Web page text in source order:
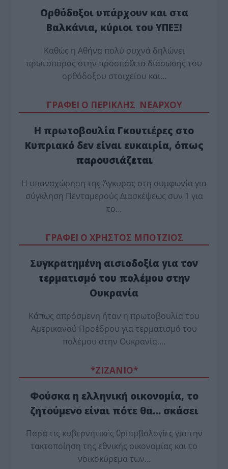
Ορθόδοξοι υπάρχουν και στα
Βαλκάνια, κύριοι του ΥΠΕΞ!
Καθώς η Αθήνα πολύ συχνά δηλώνει
πρωτοπόρος στην προσπάθεια διάσωσης του
ορθόδοξου στοιχείου και…
ΓΡΑΦΕΙ Ο ΠΕΡΙΚΛΗΣ ΝΕΑΡΧΟΥ
Η πρωτοβουλία Γκουτιέρες στο
Κυπριακό δεν είναι ευκαιρία, όπως
παρουσιάζεται
Η υπαναχώρηση της Άγκυρας στη συμφωνία για
σύγκληση Πενταμερούς Διασκέψεως συν 1 για
το…
ΓΡΑΦΕΙ Ο ΧΡΗΣΤΟΣ ΜΠΟΤΖΙΟΣ
Συγκρατημένη αισιοδοξία για τον
τερματισμό του πολέμου στην
Ουκρανία
Κάπως απρόσμενη ήταν η πρωτοβουλία του
Αμερικανού Προέδρου για τερματισμό του
πολέμου στην Ουκρανία,…
*ZΙΖΑΝΙΟ*
Φούσκα η ελληνική οικονομία, το
ζητούμενο είναι πότε θα… σκάσει
Παρά τις κυβερνητικές θριαμβολογίες για την
τακτοποίηση της εθνικής οικονομίας και το
νοικοκύρεμα των…